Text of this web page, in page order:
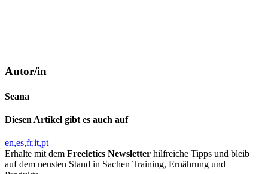
Autor/in
Seana
Diesen Artikel gibt es auch auf
en es fr it pt
Erhalte mit dem Freeletics Newsletter hilfreiche Tipps und bleib
auf dem neusten Stand in Sachen Training, Ernährung und